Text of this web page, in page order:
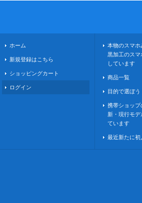
ホーム
新規登録はこちら
ショッピングカート
ログイン
本物のスマホ
黒加工のス
しています
商品一覧
目的で選ぼう
携帯ショッ
新・現行モデ
ています
最近新たに